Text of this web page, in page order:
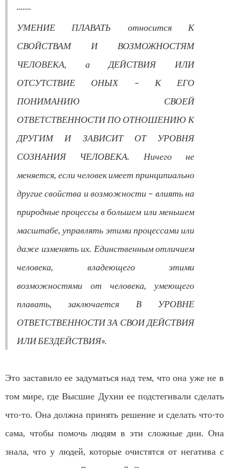
.......
УМЕНИЕ ПЛАВАТЬ относится К
СВОЙСТВАМ И ВОЗМОЖНОСТЯМ
ЧЕЛОВЕКА, а ДЕЙСТВИЯ ИЛИ
ОТСУТСТВИЕ ОНЫХ – К ЕГО
ПОНИМАНИЮ СВОЕЙ
ОТВЕТСТВЕННОСТИ ПО ОТНОШЕНИЮ К
ДРУГИМ И ЗАВИСИТ ОТ УРОВНЯ
СОЗНАНИЯ ЧЕЛОВЕКА. Ничего не
меняется, если человек имеет принципиально
другие свойства и возможности – влиять на
природные процессы в большем или меньшем
масштабе, управлять этими процессами или
даже изменять их. Единственным отличием
человека, владеющего этими
возможностями от человека, умеющего
плавать, заключается В УРОВНЕ
ОТВЕТСТВЕННОСТИ ЗА СВОИ ДЕЙСТВИЯ
ИЛИ БЕЗДЕЙСТВИЯ».
Это заставило ее задуматься над тем, что она уже не в
том мире, где Высшие Духии ее подстегивали сделать
что-то. Она должна принять решение и сделать что-то
сама, чтобы помочь людям в эти сложные дни. Она
знала, что у людей, которые очистятся от негатива с